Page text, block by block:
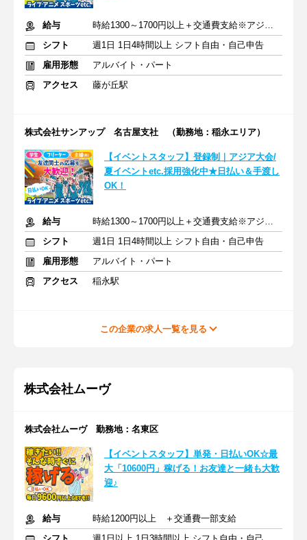
給与
時給1300～1700円以上＋交通費支給※アジア大会手当もあり
シフト
週1日 1日4時間以上 シフト自由・自己申告
雇用形態
アルバイト・パート
アクセス
藤が丘駅
株式会社サンアップ 名古屋支社 （勤務地：稲永エリア）
【イベントスタッフ】登録制｜アジア大会/
夏イベントetc.採用強化中★日払い＆手渡し
OK！
給与
時給1300～1700円以上＋交通費支給※アジア大会手当もあり
シフト
週1日 1日4時間以上 シフト自由・自己申告
雇用形態
アルバイト・パート
アクセス
稲永駅
この企業の求人一覧を見る
株式会社ムーヴ
株式会社ムーヴ 勤務地：名東区
【イベントスタッフ】単発・日払いOK☆最
大「10600円」稼げる！お友達と一緒も大歓
迎♪
給与
時給1200円以上 ＋交通費一部支給